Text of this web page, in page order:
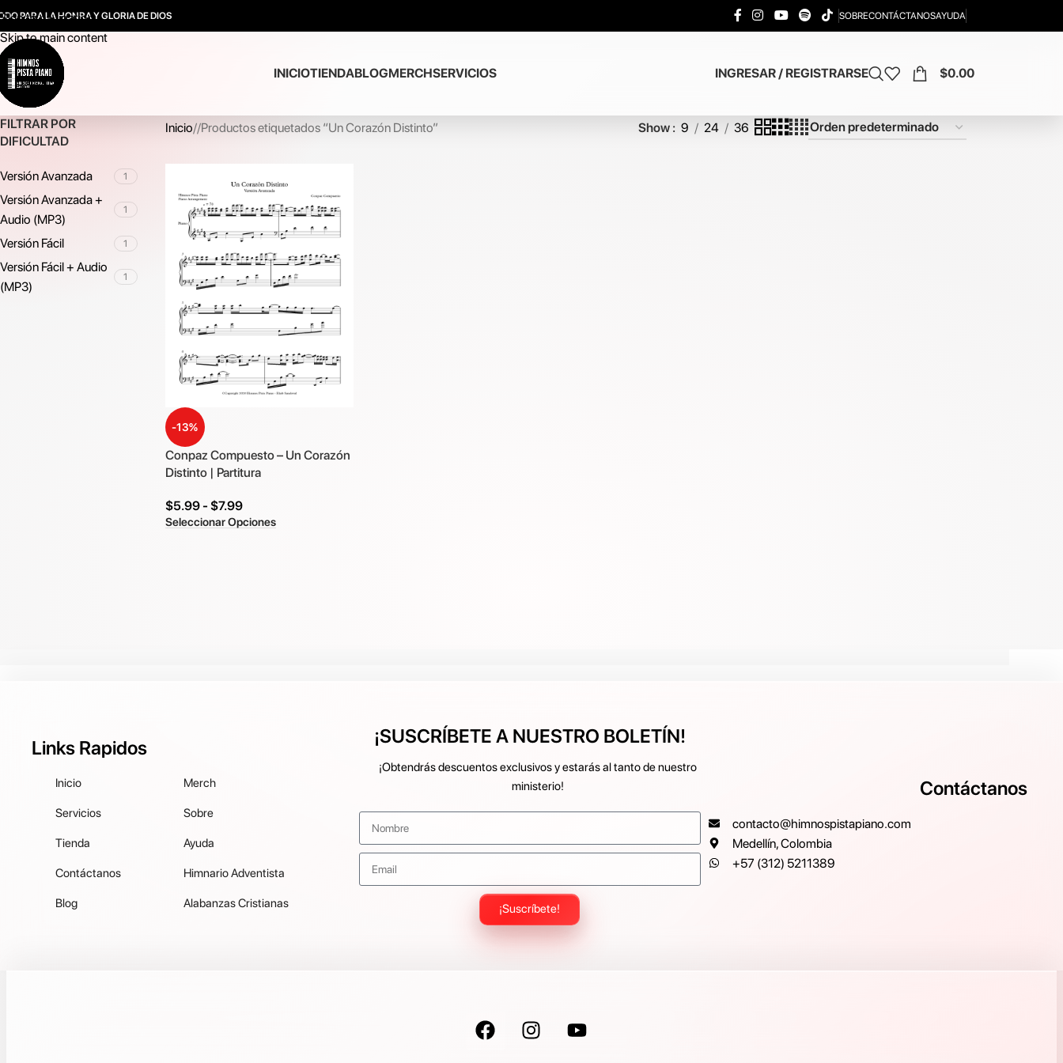
Skip to navigation
Skip to main content
PARA LA HONRA Y GLORIA DE DIOS SOBRECONTÁCTANOSAYUDA
INICIOTIENDABLOGMERCHSERVICIOS INGRESAR / REGISTRARSE $0.00
FILTRAR POR
DIFICULTAD
Versión Avanzada 1
Versión Avanzada +
Audio (MP3)
1
Versión Fácil 1
Versión Fácil + Audio
(MP3)
1
Inicio/ Productos etiquetados “Un Corazón Distinto” Show 9 24 36
-13%
Conpaz Compuesto – Un Corazón
Distinto | Partitura
$5.99 - $7.99
Seleccionar Opciones
Links Rapidos
Inicio
Servicios
Tienda
Contáctanos
Blog
Merch
Sobre
Ayuda
Himnario Adventista
Alabanzas Cristianas
¡SUSCRÍBETE A NUESTRO BOLETÍN!
¡Obtendrás descuentos exclusivos y estarás al tanto de nuestro
ministerio!
¡Suscríbete!
Contáctanos
contacto@himnospistapiano.com
Medellín, Colombia
+57 (312) 5211389